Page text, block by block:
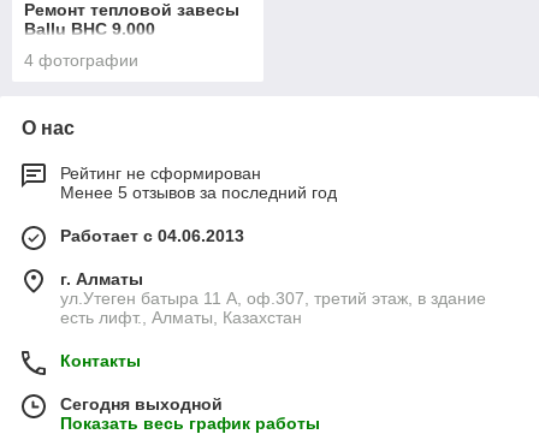
Ремонт тепловой завесы
Ballu BHC 9.000
4 фотографии
О нас
Рейтинг не сформирован
Менее 5 отзывов за последний год
Работает с 04.06.2013
г. Алматы
ул.Утеген батыра 11 А, оф.307, третий этаж, в здание
есть лифт., Алматы, Казахстан
Контакты
Сегодня выходной
Показать весь график работы